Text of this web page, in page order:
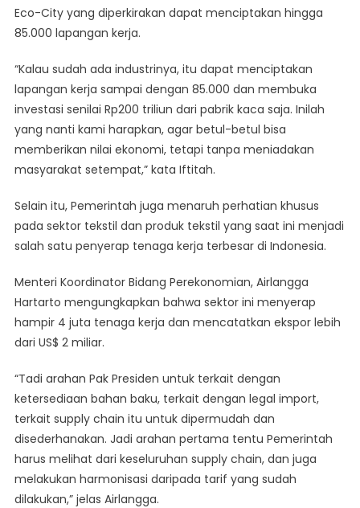
Eco-City yang diperkirakan dapat menciptakan hingga
85.000 lapangan kerja.
“Kalau sudah ada industrinya, itu dapat menciptakan
lapangan kerja sampai dengan 85.000 dan membuka
investasi senilai Rp200 triliun dari pabrik kaca saja. Inilah
yang nanti kami harapkan, agar betul-betul bisa
memberikan nilai ekonomi, tetapi tanpa meniadakan
masyarakat setempat,” kata Iftitah.
Selain itu, Pemerintah juga menaruh perhatian khusus
pada sektor tekstil dan produk tekstil yang saat ini menjadi
salah satu penyerap tenaga kerja terbesar di Indonesia.
Menteri Koordinator Bidang Perekonomian, Airlangga
Hartarto mengungkapkan bahwa sektor ini menyerap
hampir 4 juta tenaga kerja dan mencatatkan ekspor lebih
dari US$ 2 miliar.
“Tadi arahan Pak Presiden untuk terkait dengan
ketersediaan bahan baku, terkait dengan legal import,
terkait supply chain itu untuk dipermudah dan
disederhanakan. Jadi arahan pertama tentu Pemerintah
harus melihat dari keseluruhan supply chain, dan juga
melakukan harmonisasi daripada tarif yang sudah
dilakukan,” jelas Airlangga.